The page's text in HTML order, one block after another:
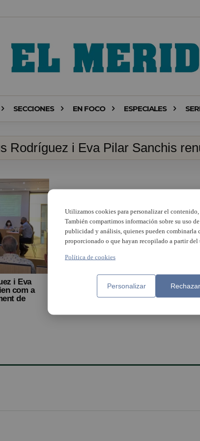
SECCIONES EN FOCO ESPECIALES
Rodríguez i Eva Pilar Sanchis
i Eva
com a
de
Utilizamos cookies para personalizar el
También compartimos información sobre su uso
publicidad y análisis, quienes pueden combinarla
proporcionado o que hayan recopilado a partir del
Política de cookies
Personalizar Rechazar